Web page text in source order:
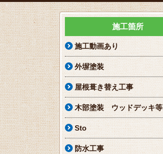
施工箇所
施工動画あり
外塀塗装
屋根葺き替え工事
木部塗装 ウッドデッキ等
Sto
防水工事